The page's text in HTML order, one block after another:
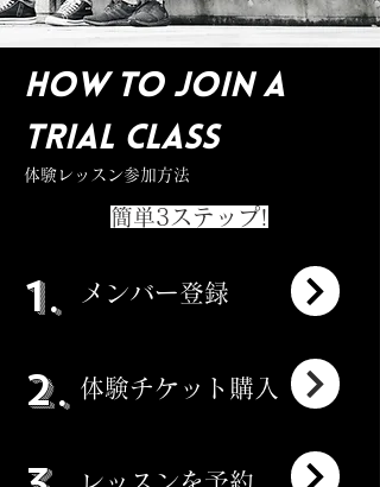
How to join a
trial class
体験レッスン参加方法
簡単3ステップ!
1. メンバー登録
2. ​体験チケット購入
​レッスンを予約